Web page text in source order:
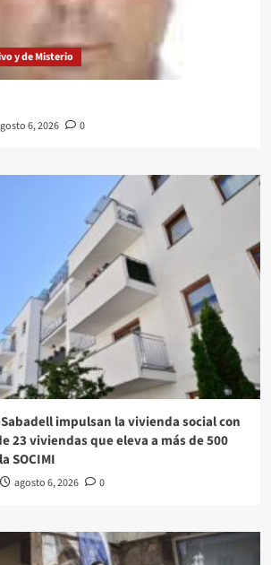
y de Misterio
6, 2026 0
Sabadell impulsan la vivienda social con
23 viviendas que eleva a más de 500
SOCIMI
agosto 6, 2026 0